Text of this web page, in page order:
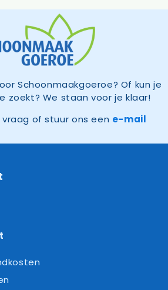
Schoonmaakgoeroe? Of kun je
zoekt? We staan voor je klaar!
vraag of stuur ons een e-mail